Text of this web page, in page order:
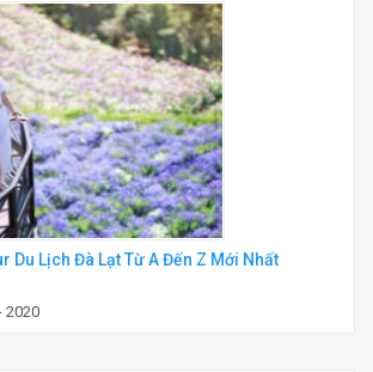
Du Lịch Đà Lạt Từ A Đến Z Mới Nhất
2020